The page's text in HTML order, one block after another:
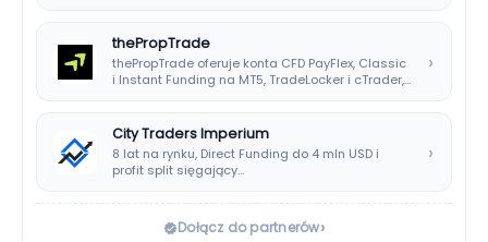
thePropTrade
thePropTrade oferuje konta CFD PayFlex, Classic
i Instant Funding na MT5, TradeLocker i cTrader,…
›
City Traders Imperium
8 lat na rynku, Direct Funding do 4 mln USD i
profit split sięgający…
›
Dołącz do partnerów›